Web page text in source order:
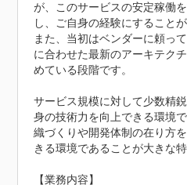
が、このサービスの安定稼働
し、ご自身の経験にすることが
また、当初はベンダーに頼っ
に合わせた最新のアーキテク
めている段階です。
サービス規模に対して少数精
身の技術力を向上できる環境
織づくりや開発体制の在り方
きる環境であることが大きな特
【業務内容】